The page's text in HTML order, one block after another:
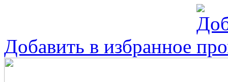
Добавить в избранное